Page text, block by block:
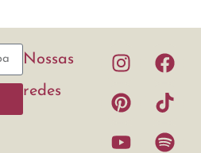
Nossas
redes